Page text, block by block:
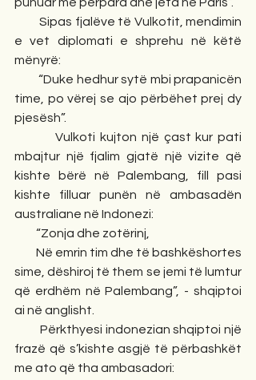
         Sipas fjalëve të Vulkotit, mendimin
e vet diplomati e shprehu në këtë
mënyrë:
         “Duke hedhur sytë mbi prapanicën
time, po vërej se ajo përbëhet prej dy
pjesësh”.
         Vulkoti kujton një çast kur pati
mbajtur një fjalim gjatë një vizite që
kishte bërë në Palembang, fill pasi
kishte filluar punën në ambasadën
australiane në Indonezi:
         “Zonja dhe zotërinj,
sime, dëshiroj të them se jemi të lumtur
që erdhëm në Palembang”, - shqiptoi
ai në anglisht.
         Përkthyesi indonezian shqiptoi një
frazë që s’kishte asgjë të përbashkët
me ato që tha ambasadori: